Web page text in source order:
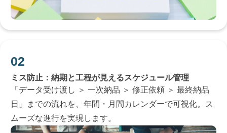
ミス防止：納期と工程が見えるスケジュール管理
「データ受け渡し ＞ 一次納品 ＞ 修正依頼 ＞ 最終納品
日」までの流れを、年間・月間カレンダーで可視化。ス
ムーズな進行を実現します。